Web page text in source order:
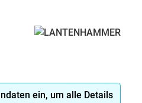
ein, um alle Details